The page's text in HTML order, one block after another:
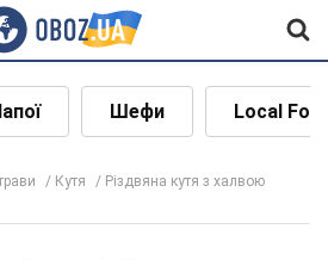
Шефи Local
Кутя Різдвяна кутя з халвою